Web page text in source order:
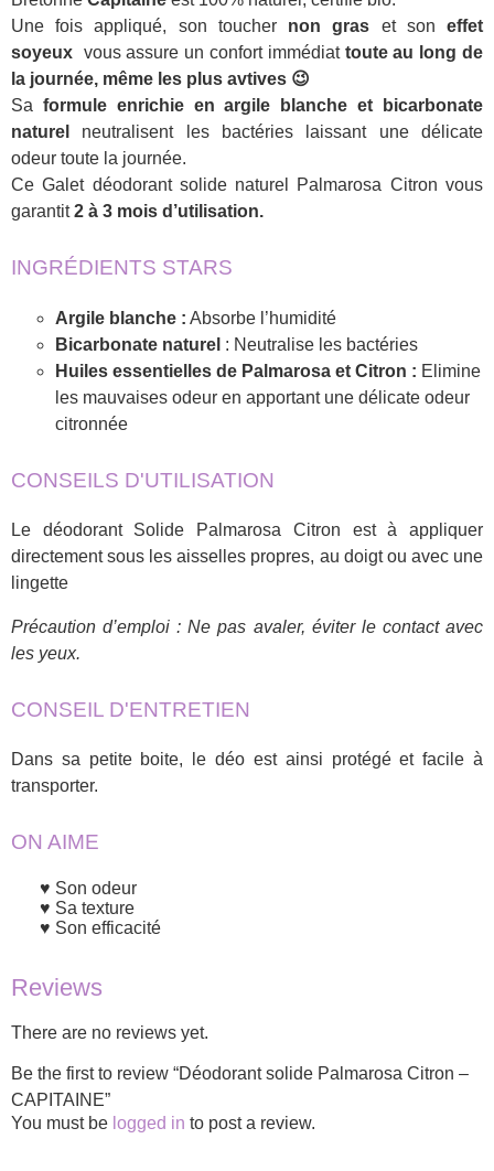
Une fois appliqué, son toucher non gras et soneffet
soyeux vous assure un confort immédiat toute au long de
la journée, même les plus avtives 😉
Sa formule enrichie en argile blanche et bicarbonate
naturel
neutralisent les bactéries laissant une délicate
odeur toute la journée.
Ce Galet déodorant solide naturel Palmarosa Citron vous
garantit2 à 3 mois d’utilisation.
INGRÉDIENTS STARS
Argile blanche : Absorbe l’humidité
Bicarbonate naturel : Neutralise les bactéries
Huiles essentielles de Palmarosa et Citron : Elimine
les mauvaises odeur en apportant une délicate odeur
citronnée
CONSEILS D'UTILISATION
Le déodorant Solide Palmarosa Citron est à appliquer
directement sous les aisselles propres, au doigt ou avec une
lingette
Précaution d’emploi : Ne pas avaler, éviter le contact avec
les yeux.
CONSEIL D'ENTRETIEN
Dans sa petite boite, le déo est ainsi protégé et facile à
transporter.
ON AIME
Son odeur
Sa texture
Son efficacité
Reviews
There are no reviews yet.
Be the first to review “Déodorant solide Palmarosa Citron –
CAPITAINE”
You must be logged in to post a review.